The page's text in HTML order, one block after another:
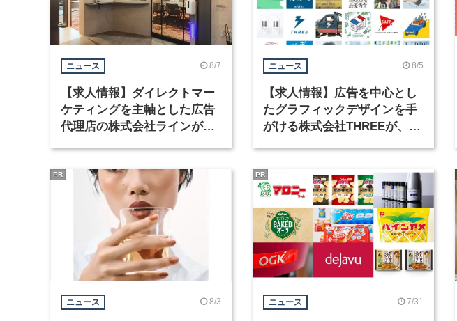
ニュース 8/7
【求人情報】ダイレクトマー
ケティングを主軸とした広告
代理店の株式会社ラインが、
ニュース 8/5
【求人情報】広告を中心とし
たグラフィックデザインを手
がける株式会社THREEが、グ
ニュース 8/3
PR
ニュース 7/31
PR